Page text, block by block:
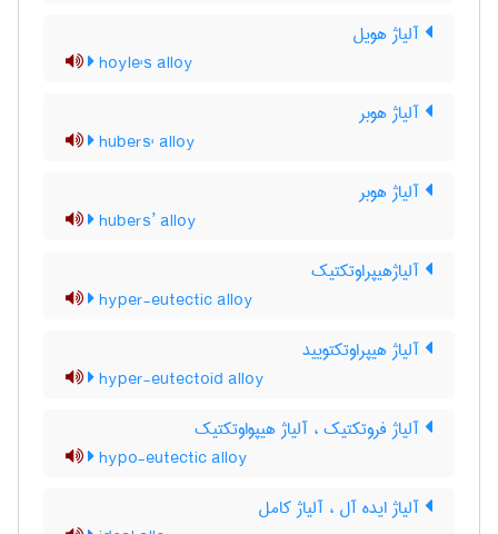
آلیاژ هویل
hoyle's alloy
آلیاژ هوبر
hubers' alloy
آلیاژ هوبر
hubers’ alloy
آلیاژهیپراوتکتیک
hyper-eutectic alloy
آلیاژ هیپراوتکتویید
hyper-eutectoid alloy
آلیاژ فروتکتیک ، آلیاژ هیپواوتکتیک
hypo-eutectic alloy
آلیاژ ایده آل ، آلیاژ کامل